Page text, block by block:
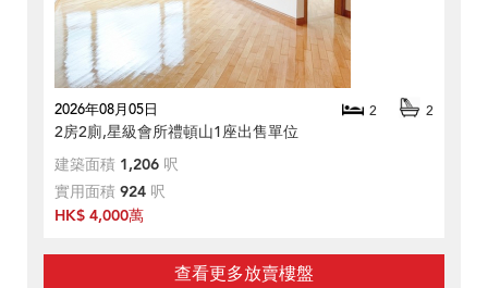
2026年08月05日 2 2
2房2廁,星級會所禮頓山1座出售單位
建築面積 1,206 呎
實用面積 924 呎
HK$ 4,000萬
查看更多放賣樓盤